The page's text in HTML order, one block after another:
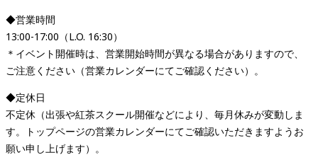
◆営業時間
13:00-17:00（L.O. 16:30）
＊イベント開催時は、営業開始時間が異なる場合がありますので、
ご注意ください（営業カレンダーにてご確認ください）。
◆定休日
不定休（出張や紅茶スクール開催などにより、毎月休みが変動しま
す。トップページの営業カレンダーにてご確認いただきますようお
願い申し上げます）。